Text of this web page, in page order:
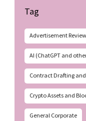
Tag
Advertisement Review
AI (ChatGPT and
Contract Drafting
Crypto Assets and
General Corporate